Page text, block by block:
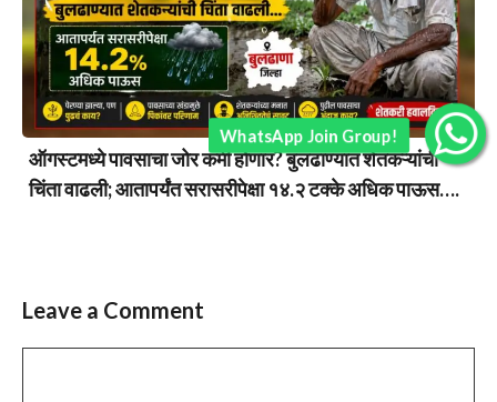
ऑगस्टमध्ये पावसाचा जोर कमी होणार? बुलढाण्यात शेतकऱ्यांची
चिंता वाढली; आतापर्यंत सरासरीपेक्षा १४.२ टक्के अधिक पाऊस….
Leave a Comment
WhatsApp Join Group!